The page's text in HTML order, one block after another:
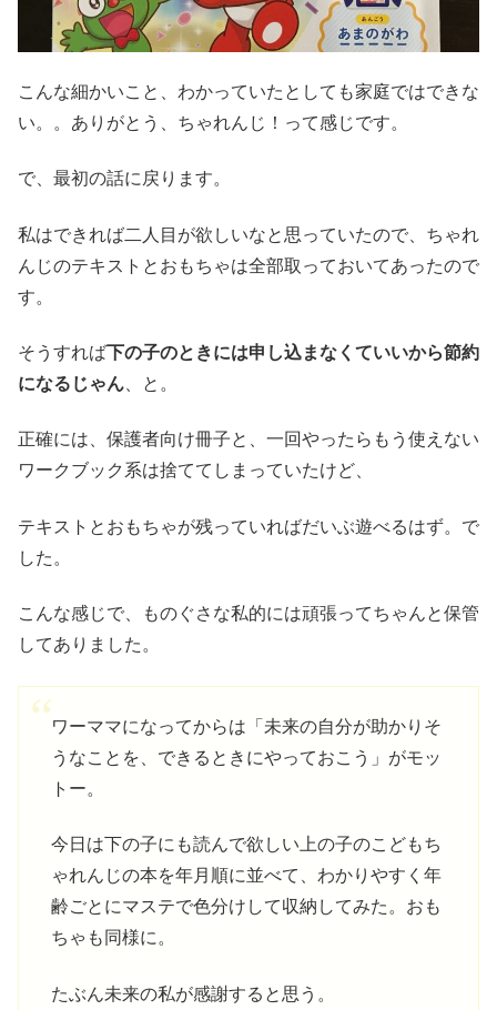
こんな細かいこと、わかっていたとしても家庭ではできな
い。。ありがとう、ちゃれんじ！って感じです。
で、最初の話に戻ります。
私はできれば二人目が欲しいなと思っていたので、ちゃれ
んじのテキストとおもちゃは全部取っておいてあったので
す。
そうすれば下の子のときには申し込まなくていいから節約
になるじゃん 、と。
正確には、保護者向け冊子と、一回やったらもう使えない
ワークブック系は捨ててしまっていたけど、
テキストとおもちゃが残っていればだいぶ遊べるはず。で
した。
こんな感じで、ものぐさな私的には頑張ってちゃんと保管
してありました。
ワーママになってからは「未来の自分が助かりそ
うなことを、できるときにやっておこう」がモッ
トー。
今日は下の子にも読んで欲しい上の子のこどもち
ゃれんじの本を年月順に並べて、わかりやすく年
齢ごとにマステで色分けして収納してみた。おも
ちゃも同様に。
たぶん未来の私が感謝すると思う。